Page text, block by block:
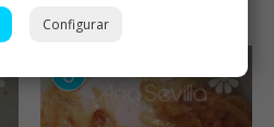
Configurar